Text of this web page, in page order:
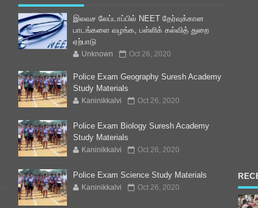
இலவச லேப்டாப்பில் NEET தேர்வுக்கான
பாடங்களை வழங்க, பள்ளிக் கல்வித் துறை
ஏற்பாடு
Unknown Oct 26, 2020
Police Exam Geography Suresh Academy
Study Materials
Kaninikkalvi Oct 26, 2020
Police Exam Biology Suresh Academy
Study Materials
Kaninikkalvi Oct 26, 2020
Police Exam Science Study Materials
Kaninikkalvi Oct 26, 2020